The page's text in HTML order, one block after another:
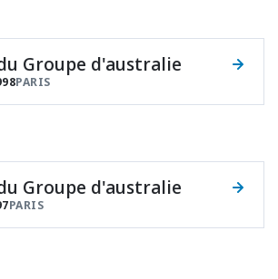
Groupe d'australie
PARIS
Groupe d'australie
PARIS